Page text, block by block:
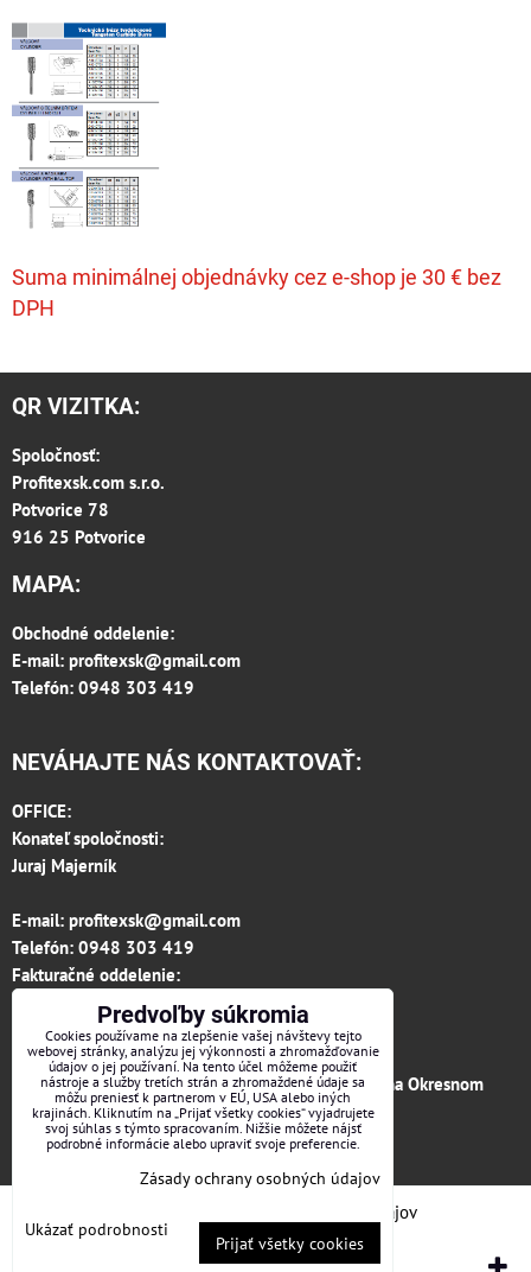
Suma minimálnej objednávky cez e-shop je 30 € bez
DPH
QR VIZITKA:
Spoločnosť:
Profitexsk.com s.r.o.
Potvorice 78
916 25 Potvorice
MAPA:
Obchodné oddelenie:
E-mail: profitexsk@gmail.com
Telefón: 0948 303 419
NEVÁHAJTE NÁS KONTAKTOVAŤ:
OFFICE:
Konateľ spoločnosti:
Juraj Majerník
E-mail: profitexsk@gmail.com
Telefón: 0948 303 419
Fakturačné oddelenie:
invoice.profitexsk@gmail.com
IČO: 36313157
IČ DPH: SK 2020182615
Firma je zapísaná v obchodnom registri vedenom na Okresnom
súde v Trenčíne, vložka č.12066/R odd. s.r.o.
Zásady ochrany osobných údajov
Predvoľby súkromia
Cookies používame na zlepšenie vašej návštevy tejto
webovej stránky, analýzu jej výkonnosti a zhromažďovanie
údajov o jej používaní. Na tento účel môžeme použiť
nástroje a služby tretích strán a zhromaždené údaje sa
môžu preniesť k partnerom v EÚ, USA alebo iných
krajinách. Kliknutím na „Prijať všetky cookies“ vyjadrujete
svoj súhlas s týmto spracovaním. Nižšie môžete nájsť
podrobné informácie alebo upraviť svoje preferencie.
Zásady ochrany osobných údajov
Ukázať podrobnosti
Prijať všetky cookies